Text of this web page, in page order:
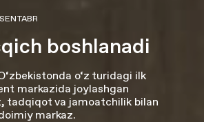
boshlanadi
o‘z turidagi ilk
markazida joylashgan
tadqiqot va jamoatchilik bilan
markaz.